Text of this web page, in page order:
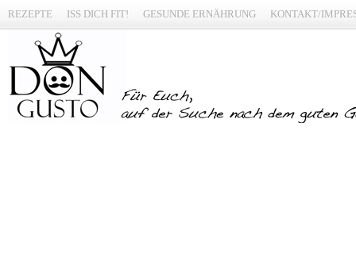
REZEPTE ISS DICH FIT! GESUNDE ERNÄHRUNG KONTAKT/